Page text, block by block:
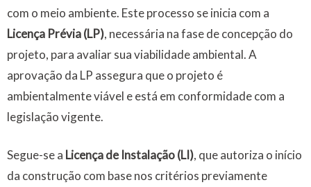
com o meio ambiente. Este processo se inicia com a
Licença Prévia (LP), necessária na fase de concepção do
projeto, para avaliar sua viabilidade ambiental. A
aprovação da LP assegura que o projeto é
ambientalmente viável e está em conformidade com a
legislação vigente.
Segue-se a Licença de Instalação (LI), que autoriza o início
da construção com base nos critérios previamente